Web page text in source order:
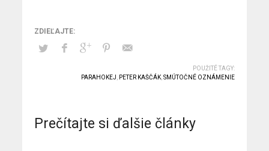
POUŽITÉ TAGY:
PARAHOKEJ
PETER KAŠČÁK, SMÚTOČNÉ OZNÁMENIE
Prečítajte si ďalšie články